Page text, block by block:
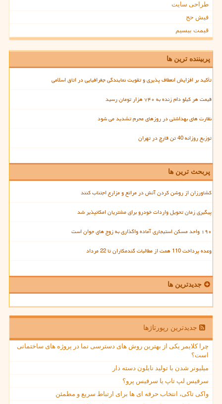
طراحی سایت
فیش حج
قیمت بیسیم
پربیننده ترین ها
تأکید بر افزایش انعطاف پذیری و تقویت نمایندگی جغرافیایی در اتاق اسلامی
قیمت هر کیلو دام زنده به ۷۴۰ هزار تومان رسید
نظارت های بهداشتی در روزهای محرم تشدید می شود
توزیع روزانه 40 تن قارچ در تهران
پربحث ترین ها
کشاورزان از روشن کردن آتش در مراتع و مزارع اجتناب کنند
پیگیری زمان تحویل واردات خودرو برای مشتریان امکانپذیر شد
۱۹۰ واحد مسکن استیجاری آماده واگذاری به زوج های جوان است
وعده پرداخت 110 همت از مطالبات گندمکاران تا 22 مرداد
جدیدترین ها
جدیدترین رپورتاژها
چرا کلایمر یکی از بهترین روش های دسترسی نما در پروژه های ساختمانی
است؟
میلیونر شدن با تولید نایلون دسته دار
سرفیس لپ تاپ یا سرفیس پرو؟
واکی تاکی، انتخاب حرفه ای ها برای ارتباط سریع و مطمئن